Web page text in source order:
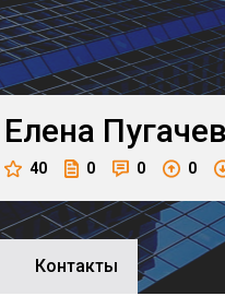
Елена
40 0 0 0
Контакты